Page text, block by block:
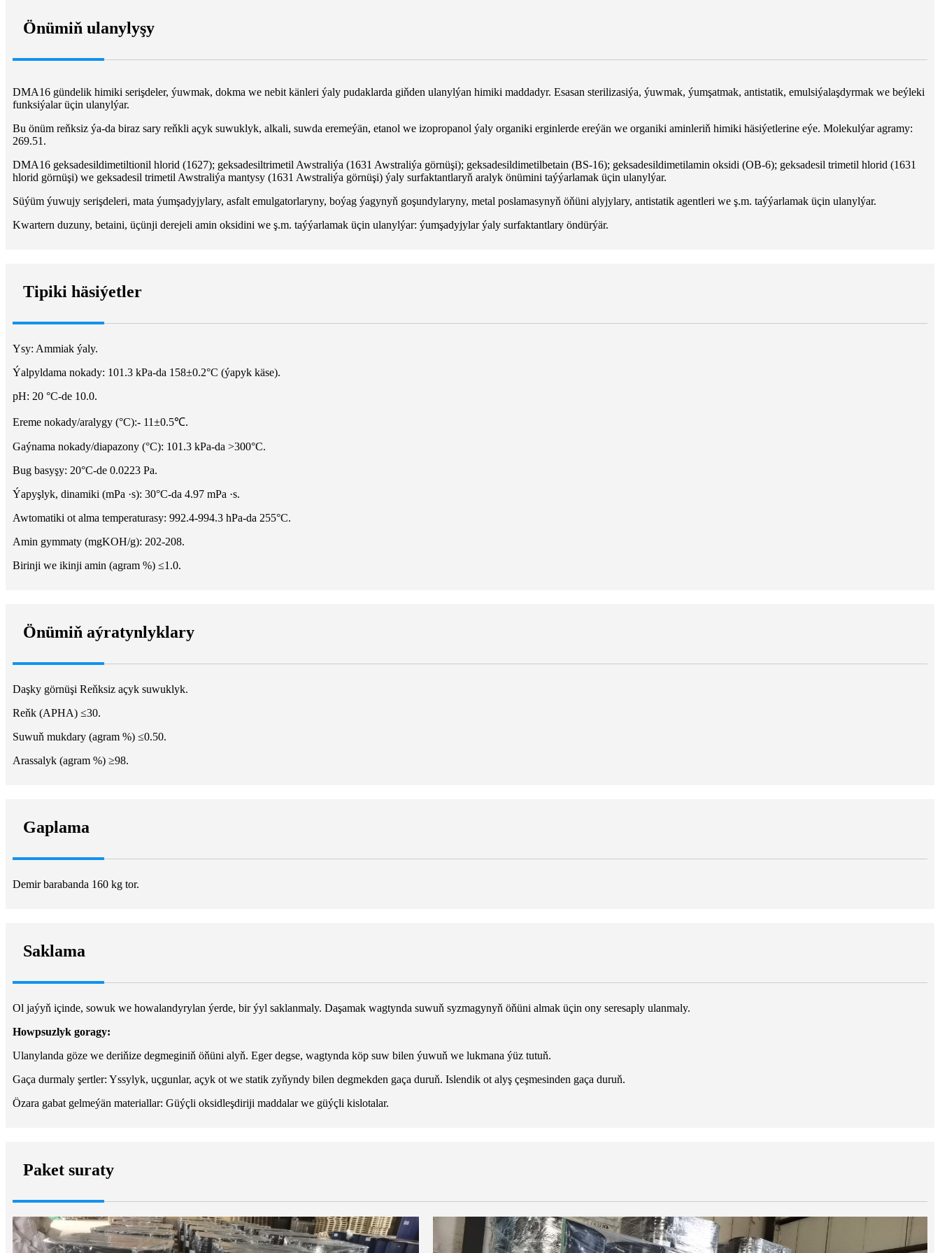
Önümiň ulanylyşy
DMA16 gündelik himiki serişdeler, ýuwmak, dokma we nebit känleri ýaly pudaklarda giňden ulanylýan himiki maddadyr. Esasan sterilizasiýa, ýuwmak, ýumşatmak, antistatik, emulsiýalaşdyrmak we beýleki
funksiýalar üçin ulanylýar.
Bu önüm reňksiz ýa-da biraz sary reňkli açyk suwuklyk, alkali, suwda eremeýän, etanol we izopropanol ýaly organiki erginlerde ereýän we organiki aminleriň himiki häsiýetlerine eýe. Molekulýar agramy:
269.51.
DMA16 geksadesildimetiltionil hlorid (1627); geksadesiltrimetil Awstraliýa (1631 Awstraliýa görnüşi); geksadesildimetilbetain (BS-16); geksadesildimetilamin oksidi (OB-6); geksadesil trimetil hlorid (1631
hlorid görnüşi) we geksadesil trimetil Awstraliýa mantysy (1631 Awstraliýa görnüşi) ýaly surfaktantlaryň aralyk önümini taýýarlamak üçin ulanylýar.
Süýüm ýuwujy serişdeleri, mata ýumşadyjylary, asfalt emulgatorlaryny, boýag ýagynyň goşundylaryny, metal poslamasynyň öňüni alyjylary, antistatik agentleri we ş.m. taýýarlamak üçin ulanylýar.
Kwartern duzuny, betaini, üçünji derejeli amin oksidini we ş.m. taýýarlamak üçin ulanylýar: ýumşadyjylar ýaly surfaktantlary öndürýär.
Tipiki häsiýetler
Ysy: Ammiak ýaly.
Ýalpyldama nokady: 101.3 kPa-da 158±0.2°C (ýapyk käse).
pH: 20 °C-de 10.0.
Ereme nokady/aralygy (°C):- 11±0.5℃.
Gaýnama nokady/diapazony (°C): 101.3 kPa-da >300°C.
Bug basyşy: 20°C-de 0.0223 Pa.
Ýapyşlyk, dinamiki (mPa ·s): 30°C-da 4.97 mPa ·s.
Awtomatiki ot alma temperaturasy: 992.4-994.3 hPa-da 255°C.
Amin gymmaty (mgKOH/g): 202-208.
Birinji we ikinji amin (agram %) ≤1.0.
Önümiň aýratynlyklary
Daşky görnüşi Reňksiz açyk suwuklyk.
Reňk (APHA) ≤30.
Suwuň mukdary (agram %) ≤0.50.
Arassalyk (agram %) ≥98.
Gaplama
Demir barabanda 160 kg tor.
Saklama
Ol jaýyň içinde, sowuk we howalandyrylan ýerde, bir ýyl saklanmaly. Daşamak wagtynda suwuň syzmagynyň öňüni almak üçin ony seresaply ulanmaly.
Howpsuzlyk goragy:
Ulanylanda göze we deriňize degmeginiň öňüni alyň. Eger degse, wagtynda köp suw bilen ýuwuň we lukmana ýüz tutuň.
Gaça durmaly şertler: Yssylyk, uçgunlar, açyk ot we statik zyňyndy bilen degmekden gaça duruň. Islendik ot alyş çeşmesinden gaça duruň.
Özara gabat gelmeýän materiallar: Güýçli oksidleşdiriji maddalar we güýçli kislotalar.
Paket suraty